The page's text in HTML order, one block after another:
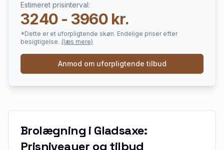
Estimeret prisinterval:
3240 - 3960 kr.
*Dette er et uforpligtende skøn. Endelige priser efter
besigtigelse. (læs mere)
Anmod om uforpligtende tilbud
Brolægning i Gladsaxe:
Prisniveauer og tilbud